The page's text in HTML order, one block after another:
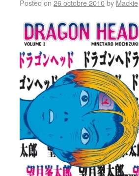
Posted on 26 octobre 2010by Mackie